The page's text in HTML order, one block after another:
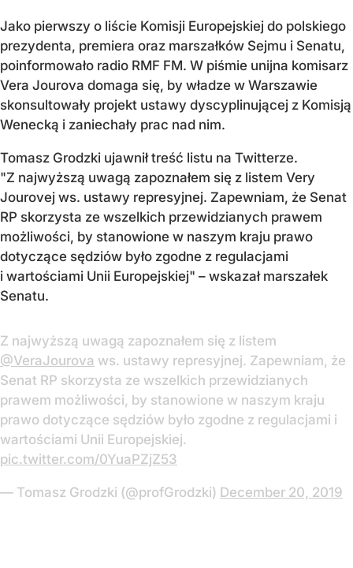
Jako pierwszy o liście Komisji Europejskiej do polskiego
prezydenta, premiera oraz marszałków Sejmu i Senatu,
poinformowało radio RMF FM. W piśmie unijna komisarz
Vera Jourova domaga się, by władze w Warszawie
skonsultowały projekt ustawy dyscyplinującej z Komisją
Wenecką i zaniechały prac nad nim.
Tomasz Grodzki ujawnił treść listu na Twitterze.
"Z najwyższą uwagą zapoznałem się z listem Very
Jourovej ws. ustawy represyjnej. Zapewniam, że Senat
RP skorzysta ze wszelkich przewidzianych prawem
możliwości, by stanowione w naszym kraju prawo
dotyczące sędziów było zgodne z regulacjami
i wartościami Unii Europejskiej" – wskazał marszałek
Senatu.
Z najwyższą uwagą zapoznałem się z listem
@VeraJourova ws. ustawy represyjnej. Zapewniam, że
Senat RP skorzysta ze wszelkich przewidzianych
prawem możliwości, by stanowione w naszym kraju
prawo dotyczące sędziów było zgodne z regulacjami i
wartościami Unii Europejskiej.
pic.twitter.com/0YuaPZjZ53
— Tomasz Grodzki (@profGrodzki) December 20, 2019